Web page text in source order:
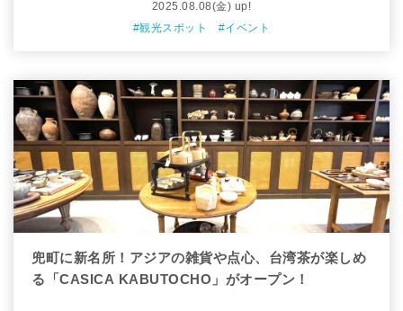
2025.08.08(金) up!
#観光スポット
#イベント
兜町に新名所！アジアの雑貨や点心、台湾茶が楽しめ
る「CASICA KABUTOCHO」がオープン！